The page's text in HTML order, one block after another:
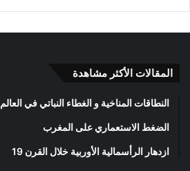
المقالات الأكثر مشاهدة
النطاقات المناخية و الغطاء النباتي في العالم
الضغط الاستعماري على المغرب
ازدهار الرأسمالية الأوربية خلال القرن 19